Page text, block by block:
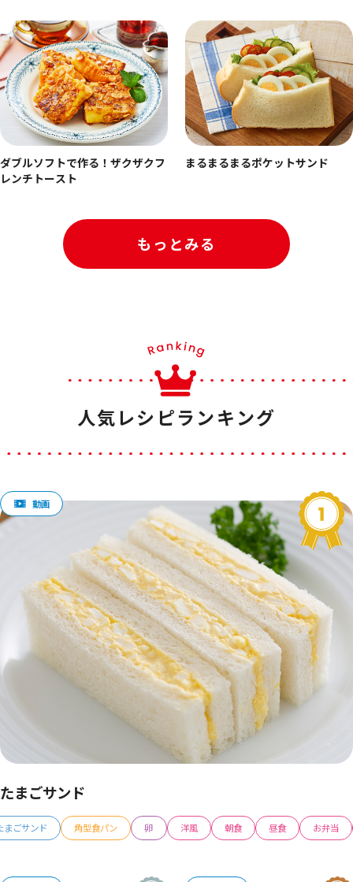
ダブルソフトで作る！ザクザクフ
レンチトースト
まるまるまるポケットサンド
もっとみる
人気レシピランキング
たまごサンド
まごサンド 角型食パン 卵 洋風 朝食 昼食 お弁当